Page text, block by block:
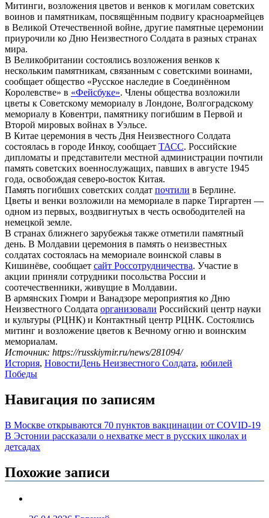
Митинги, возложения цветов и венков к могилам советских
воинов и памятникам, посвящённым подвигу красноармейцев
в Великой Отечественной войне, другие памятные церемонии
приурочили ко Дню Неизвестного Солдата в разных странах
мира.
В Великобритании состоялись возложения венков к
нескольким памятникам, связанным с советскими воинами,
сообщает общество «Русское наследие в Соединённом
Королевстве» в «Фейсбуке». Члены общества возложили
цветы к Советскому мемориалу в Лондоне, Волгоградскому
мемориалу в Ковентри, памятнику погибшим в Первой и
Второй мировых войнах в Уэльсе.
В Китае церемония в честь Дня Неизвестного Солдата
состоялась в городе Инкоу, сообщает ТАСС. Российские
дипломаты и представители местной администрации почтили
память советских военнослужащих, павших в августе 1945
года, освобождая северо-восток Китая.
Память погибших советских солдат почтили в Берлине.
Цветы и венки возложили на мемориале в парке Тиргартен —
одном из первых, воздвигнутых в честь освободителей на
немецкой земле.
В странах ближнего зарубежья также отметили памятный
день. В Молдавии церемония в память о неизвестных
солдатах состоялась на мемориале воинской славы в
Кишинёве, сообщает сайт Россотрудничества. Участие в
акции приняли сотрудники посольства России и
соотечественники, живущие в Молдавии.
В армянских Гюмри и Ванадзоре мероприятия ко Дню
Неизвестного Солдата организовали Российский центр науки
и культуры (РЦНК) и Контактный центр РЦНК. Состоялись
митинг и возложение цветов к Вечному огню и воинским
мемориалам.
Источник: https://russkiymir.ru/news/281094/
История, НовостиДень Неизвестного Солдата, юбилей
Победы
Навигация по записям
В Москве открываются 70 пунктов вакцинации от COVID-19
В Эстонии рассказали о нехватке мест в русских школах и
детсадах
Похожие записи